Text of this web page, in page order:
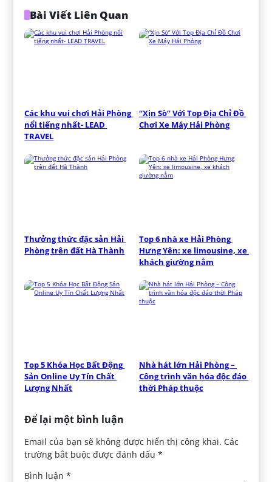
Bài Viết Liên Quan
Các khu vui chơi Hải Phòng
nổi tiếng nhất- LEAD
TRAVEL
“Xịn Sò” Với Top Địa Chỉ Đồ
Chơi Xe Máy Hải Phòng
Thưởng thức đặc sản Hải
Phòng trên đất Hà Thành
Top 6 nhà xe Hải Phòng
Hưng Yên: xe limousine, xe
khách giường nằm
Top 5 Khóa Học Bất Động
Sản Online Uy Tín Chất
Lượng Nhất
Nhà hát lớn Hải Phòng –
Công trình văn hóa độc đáo
thời Pháp thuộc
Để lại một bình luận
Email của bạn sẽ không được hiển thị công khai. Các
trường bắt buộc được đánh dấu*
Bình luận*